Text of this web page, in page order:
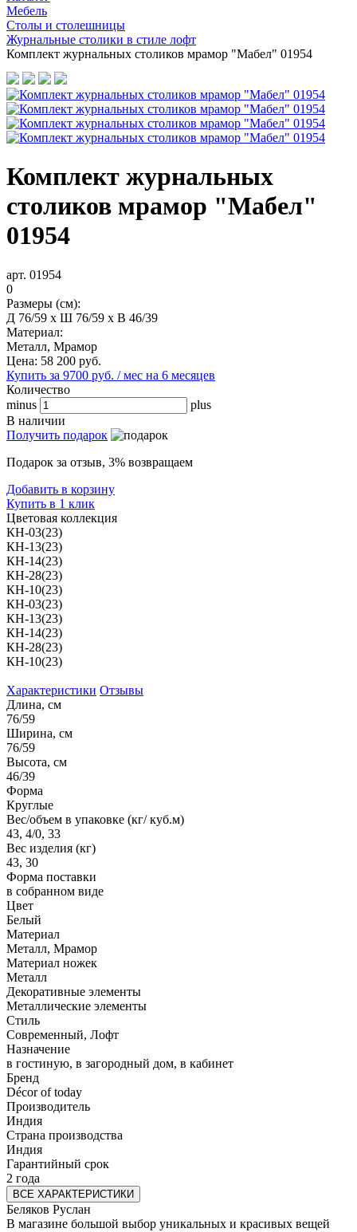
Мебель
Столы и столешницы
Журнальные столики в стиле лофт
Комплект журнальных столиков мрамор "Мабел" 01954
Комплект журнальных
столиков мрамор "Мабел"
01954
арт. 01954
0
Размеры (см):
Д 76/59 x Ш 76/59 x В 46/39
Материал:
Металл, Мрамор
Цена: 58 200 руб.
Купить за 9700 руб. / мес на 6 месяцев
Количество
minus
plus
В наличии
Получить подарок
Подарок за отзыв, 3% возвращаем
Добавить в корзину
Купить в 1 клик
Цветовая коллекция
КН-03(23)
КН-13(23)
КН-14(23)
КН-28(23)
КН-10(23)
КН-03(23)
КН-13(23)
КН-14(23)
КН-28(23)
КН-10(23)
Характеристики Отзывы
Длина, см
76/59
Ширина, см
76/59
Высота, см
46/39
Форма
Круглые
Вес/объем в упаковке (кг/ куб.м)
43, 4/0, 33
Вес изделия (кг)
43, 30
Форма поставки
в собранном виде
Цвет
Белый
Материал
Металл, Мрамор
Материал ножек
Металл
Декоративные элементы
Металлические элементы
Стиль
Современный, Лофт
Назначение
в гостиную, в загородный дом, в кабинет
Бренд
Décor of today
Производитель
Индия
Страна производства
Индия
Гарантийный срок
2 года
ВСЕ ХАРАКТЕРИСТИКИ
Беляков Руслан
В магазине большой выбор уникальных и красивых вещей